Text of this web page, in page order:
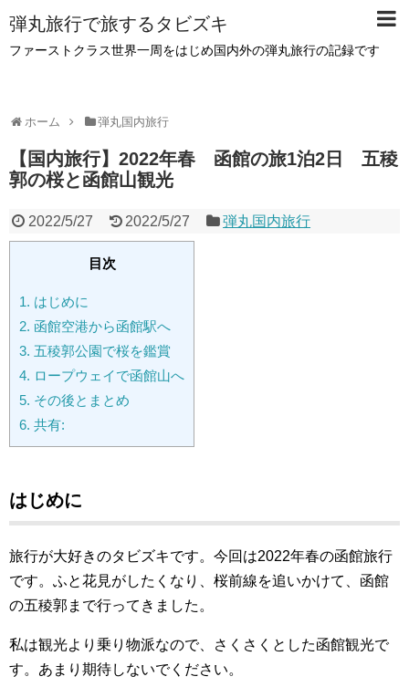
弾丸旅行で旅するタビズキ
ファーストクラス世界一周をはじめ国内外の弾丸旅行の記録です
ホーム 弾丸国内旅行
【国内旅行】2022年春 函館の旅1泊2日 五稜
郭の桜と函館山観光
2022/5/27 2022/5/27 弾丸国内旅行
目次
1. はじめに
2. 函館空港から函館駅へ
3. 五稜郭公園で桜を鑑賞
4. ロープウェイで函館山へ
5. その後とまとめ
6. 共有:
はじめに
旅行が大好きのタビズキです。今回は2022年春の函館旅行
です。ふと花見がしたくなり、桜前線を追いかけて、函館
の五稜郭まで行ってきました。
私は観光より乗り物派なので、さくさくとした函館観光で
す。あまり期待しないでください。